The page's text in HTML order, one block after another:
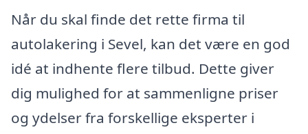
Når du skal finde det rette firma til
autolakering i Sevel, kan det være en god
idé at indhente flere tilbud. Dette giver
dig mulighed for at sammenligne priser
og ydelser fra forskellige eksperter i